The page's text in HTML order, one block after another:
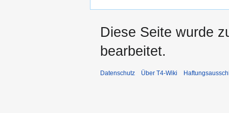
Diese Seite wurde
bearbeitet.
Datenschutz Über T4-Wiki